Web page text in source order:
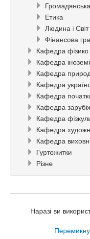
Етика
Людина і Світ
Фінансова
Кафедра
Кафедра
Кафедра
Кафедра
Кафедра
Кафедра
Кафедра
Кафедра
Кафедра
Гуртожитки
Різне
Наразі ви